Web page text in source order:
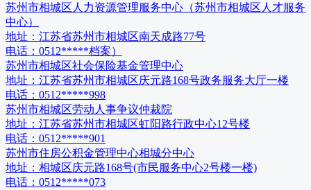
苏州市相城区人力资源管理服务中心（苏州市相城区人才服务
中心）
地址： 江苏省苏州市相城区南天成路77号
电话： 0512*****档案）
苏州市相城区社会保险基金管理中心
地址： 江苏省苏州市相城区庆元路168号政务服务大厅一楼
电话： 0512*****998
苏州市相城区劳动人事争议仲裁院
地址： 江苏省苏州市相城区虹阳路行政中心12号楼
电话： 0512*****901
苏州市住房公积金管理中心相城分中心
地址： 相城区庆元路168号(市民服务中心2号楼一楼)
电话： 0512*****073